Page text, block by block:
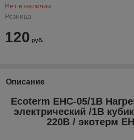
Нет в наличии
Розница
120 руб.
Описание
Ecoterm EHC-05/1B
электрический /1В
220В / экотерм